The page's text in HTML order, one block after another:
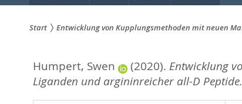
sind
hier:
Start Entwicklung von Kupplungsmethoden mit neuen
Humpert, Swen (2020). Entwicklung
Liganden und argininreicher all-D Peptide.